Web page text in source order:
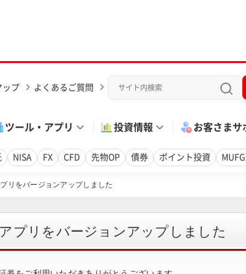
ップ よくあるご質問
ツール・アプリ 投資情報 お客さまサ
NISA FX CFD 先物OP 債券 ポイント投資
リをバージョンアップしました
プリをバージョンアップしました